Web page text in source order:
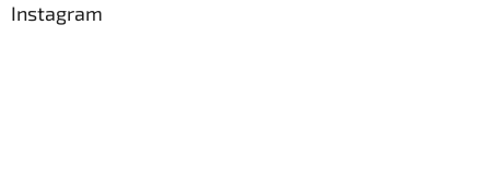
Instagram